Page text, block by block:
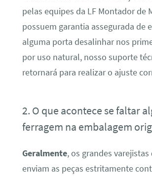
pelas equipes da LF Montador de
possuem garantia assegurada de
alguma porta desalinhar nos
por uso natural, nosso suporte
retornará para realizar o ajuste
2. O que acontece se faltar
ferragem na embalagem
Geralmente, os grandes
enviam as peças estritamente